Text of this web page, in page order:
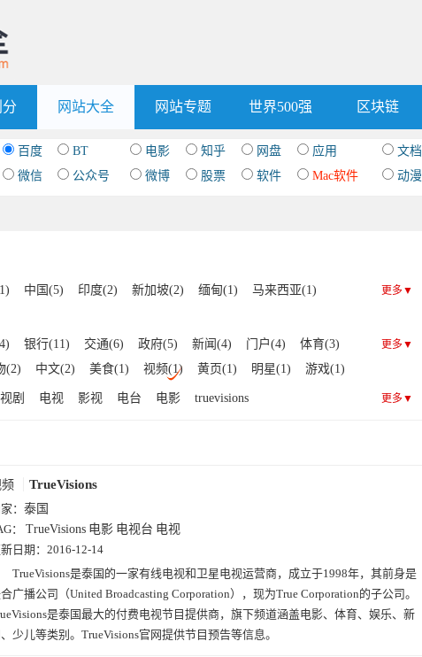
分 网站大全 网站专题 世界500强 区块链
百度 BT 电影 知乎 网盘 应用 文档
微信
公众号 微博 股票 软件 Mac软件 动漫
中国(5) 印度(2) 新加坡(2) 缅甸(1)
马来西亚(1)
更多▼
银行(11) 交通(6) 政府(5) 新闻(4) 门户(4)
体育(3)
(2) 中文(2) 美食(1) 视频(1) 黄页(1) 明星(1)
游戏(1)
(1) 社交(1)
更多▼
剧 电视 影视 电台 电影 truevisions 更多▼
TrueVisions
： 泰国
： TrueVisions 电影 电视台 电视
日期： 2016-12-14
TrueVisions是泰国的一家有线电视和卫星电视运营商，成立于1998年，其前身是
广播公司（United Broadcasting Corporation），现为True Corporation的子公司。
是泰国最大的付费电视节目提供商，旗下频道涵盖电影、体育、娱乐、新
少儿等类别。TrueVisions官网提供节目预告等信息。